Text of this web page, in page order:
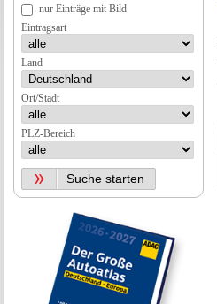
nur Einträge mit Bild
Eintragsart
Land
Ort/Stadt
PLZ-Bereich